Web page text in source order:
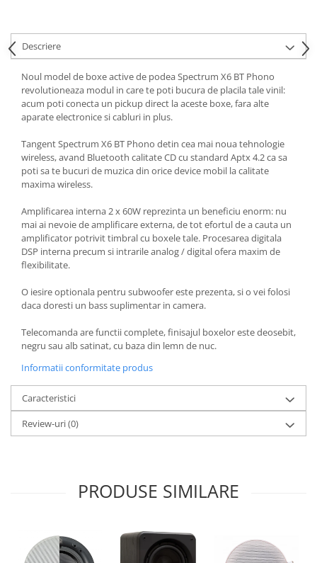
Descriere
Noul model de boxe active de podea Spectrum X6 BT Phono
revolutioneaza modul in care te poti bucura de placila tale vinil:
acum poti conecta un pickup direct la aceste boxe, fara alte
aparate electronice si cabluri in plus.
Tangent Spectrum X6 BT Phono detin cea mai noua tehnologie
wireless, avand Bluetooth calitate CD cu standard Aptx 4.2 ca sa
poti sa te bucuri de muzica din orice device mobil la calitate
maxima wireless.
Amplificarea interna 2 x 60W reprezinta un beneficiu enorm: nu
mai ai nevoie de amplificare externa, de tot efortul de a cauta un
amplificator potrivit timbral cu boxele tale. Procesarea digitala
DSP interna precum si intrarile analog / digital ofera maxim de
flexibilitate.
O iesire optionala pentru subwoofer este prezenta, si o vei folosi
daca doresti un bass suplimentar in camera.
Telecomanda are functii complete, finisajul boxelor este deosebit,
negru sau alb satinat, cu baza din lemn de nuc.
Informatii conformitate produs
Caracteristici
Review-uri(0)
PRODUSE SIMILARE